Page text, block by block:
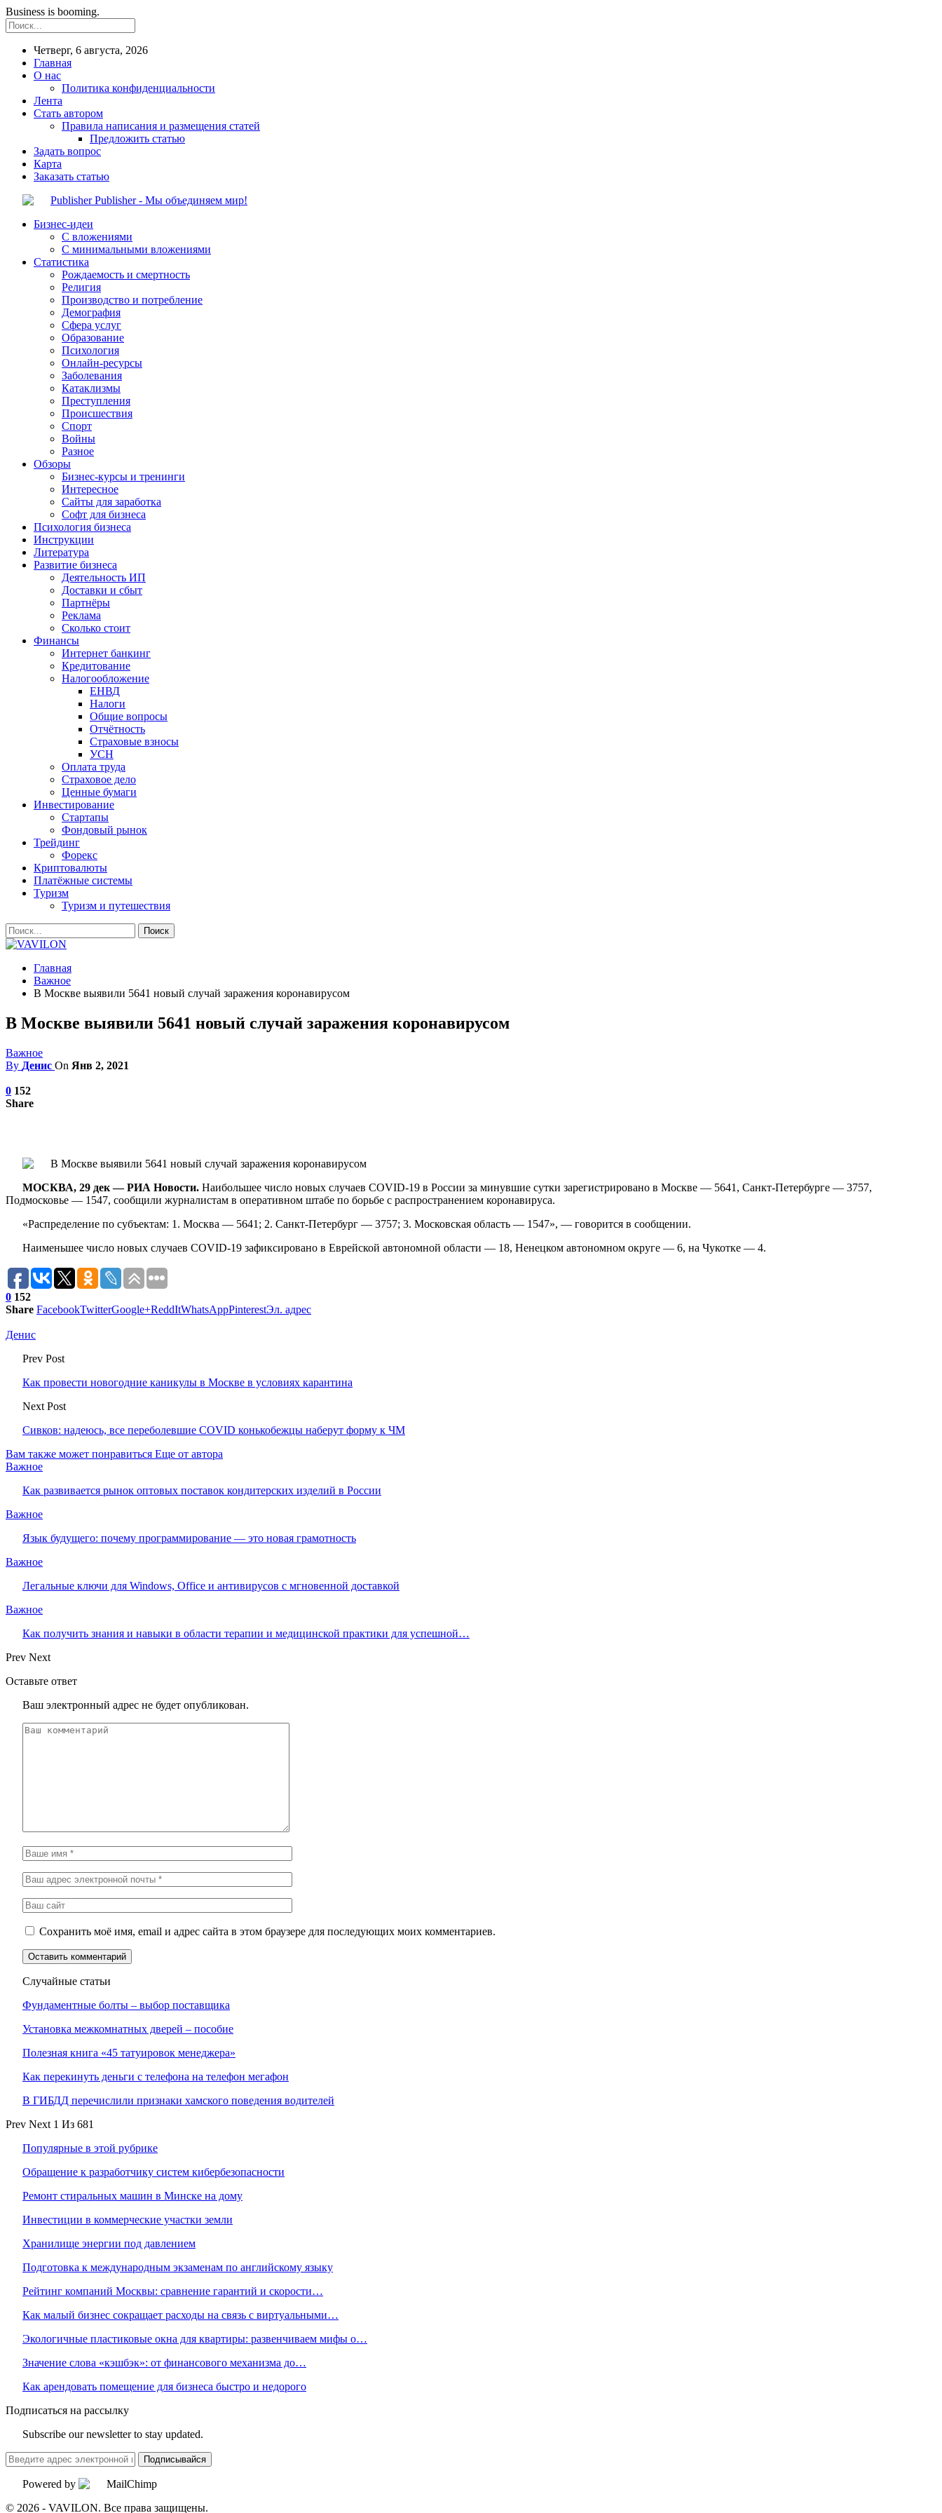
Business is booming.
Четверг, 6 августа, 2026
Главная
О нас
Политика конфиденциальности
Лента
Стать автором
Правила написания и размещения статей
Предложить статью
Задать вопрос
Карта
Заказать статью
Publisher - Мы объединяем мир!
Бизнес-идеи
С вложениями
С минимальными вложениями
Статистика
Рождаемость и смертность
Религия
Производство и потребление
Демография
Сфера услуг
Образование
Психология
Онлайн-ресурсы
Заболевания
Катаклизмы
Преступления
Происшествия
Спорт
Войны
Разное
Обзоры
Бизнес-курсы и тренинги
Интересное
Сайты для заработка
Софт для бизнеса
Психология бизнеса
Инструкции
Литература
Развитие бизнеса
Деятельность ИП
Доставки и сбыт
Партнёры
Реклама
Сколько стоит
Финансы
Интернет банкинг
Кредитование
Налогообложение
ЕНВД
Налоги
Общие вопросы
Отчётность
Страховые взносы
УСН
Оплата труда
Страховое дело
Ценные бумаги
Инвестирование
Стартапы
Фондовый рынок
Трейдинг
Форекс
Криптовалюты
Платёжные системы
Туризм
Туризм и путешествия
Главная
Важное
В Москве выявили 5641 новый случай заражения коронавирусом
В Москве выявили 5641 новый случай заражения коронавирусом
Важное
By Денис On Янв 2, 2021
0 152
Share
МОСКВА, 29 дек — РИА Новости. Наибольшее число новых случаев COVID-19 в России за минувшие сутки зарегистрировано в Москве — 5641, Санкт-Петербурге — 3757,
Подмосковье — 1547, сообщили журналистам в оперативном штабе по борьбе с распространением коронавируса.
«Распределение по субъектам: 1. Москва — 5641; 2. Санкт-Петербург — 3757; 3. Московская область — 1547», — говорится в сообщении.
Наименьшее число новых случаев COVID-19 зафиксировано в Еврейской автономной области — 18, Ненецком автономном округе — 6, на Чукотке — 4.
0 152
Share FacebookTwitterGoogle+ReddItWhatsAppPinterestЭл. адрес
Денис
Prev Post
Как провести новогодние каникулы в Москве в условиях карантина
Next Post
Сивков: надеюсь, все переболевшие COVID конькобежцы наберут форму к ЧМ
Вам также может понравиться Еще от автора
Важное
Как развивается рынок оптовых поставок кондитерских изделий в России
Важное
Язык будущего: почему программирование — это новая грамотность
Важное
Легальные ключи для Windows, Office и антивирусов с мгновенной доставкой
Важное
Как получить знания и навыки в области терапии и медицинской практики для успешной…
Prev Next
Оставьте ответ
Ваш электронный адрес не будет опубликован.
Сохранить моё имя, email и адрес сайта в этом браузере для последующих моих комментариев.
Случайные статьи
Фундаментные болты – выбор поставщика
Установка межкомнатных дверей – пособие
Полезная книга «45 татуировок менеджера»
Как перекинуть деньги с телефона на телефон мегафон
В ГИБДД перечислили признаки хамского поведения водителей
Prev Next 1 Из 681
Популярные в этой рубрике
Обращение к разработчику систем кибербезопасности
Ремонт стиральных машин в Минске на дому
Инвестиции в коммерческие участки земли
Хранилище энергии под давлением
Подготовка к международным экзаменам по английскому языку
Рейтинг компаний Москвы: сравнение гарантий и скорости…
Как малый бизнес сокращает расходы на связь с виртуальными…
Экологичные пластиковые окна для квартиры: развенчиваем мифы о…
Значение слова «кэшбэк»: от финансового механизма до…
Как арендовать помещение для бизнеса быстро и недорого
Подписаться на рассылку
Subscribe our newsletter to stay updated.
Подписывайся
Powered by
© 2026 - VAVILON. Все права защищены.